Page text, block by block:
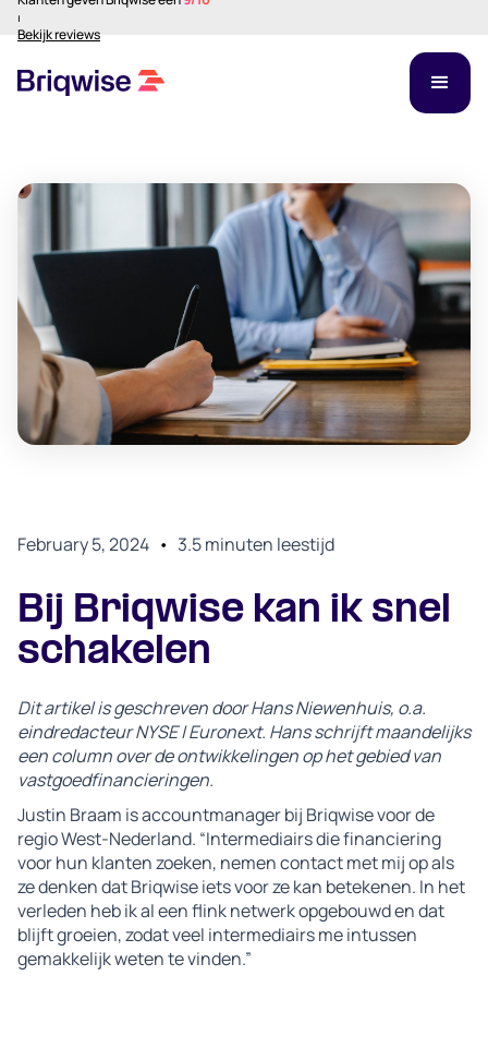
⏐
Bekijk reviews
February 5, 2024 • 3.5minuten leestijd
Bij Briqwise kan ik snel
schakelen
Dit artikel is geschreven door Hans Niewenhuis, o.a.
eindredacteur NYSE | Euronext. Hans schrijft maandelijks
een column over de ontwikkelingen op het gebied van
vastgoedfinancieringen.
Justin Braam is accountmanager bij Briqwise voor de
regio West-Nederland. “Intermediairs die financiering
voor hun klanten zoeken, nemen contact met mij op als
ze denken dat Briqwise iets voor ze kan betekenen. In het
verleden heb ik al een flink netwerk opgebouwd en dat
blijft groeien, zodat veel intermediairs me intussen
gemakkelijk weten te vinden.”